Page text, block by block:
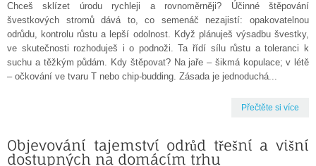
Chceš sklízet úrodu rychleji a rovnoměrněji? Účinné štěpování
švestkových stromů dává to, co semenáč nezajistí: opakovatelnou
odrůdu, kontrolu růstu a lepší odolnost. Když plánuješ výsadbu švestky,
ve skutečnosti rozhoduješ i o podnoži. Ta řídí sílu růstu a toleranci k
suchu a těžkým půdám. Kdy štěpovat? Na jaře – šikmá kopulace; v létě
– očkování ve tvaru T nebo chip-budding. Zásada je jednoduchá...
Přečtěte si více
Objevování tajemství odrůd třešní a višní
dostupných na domácím trhu